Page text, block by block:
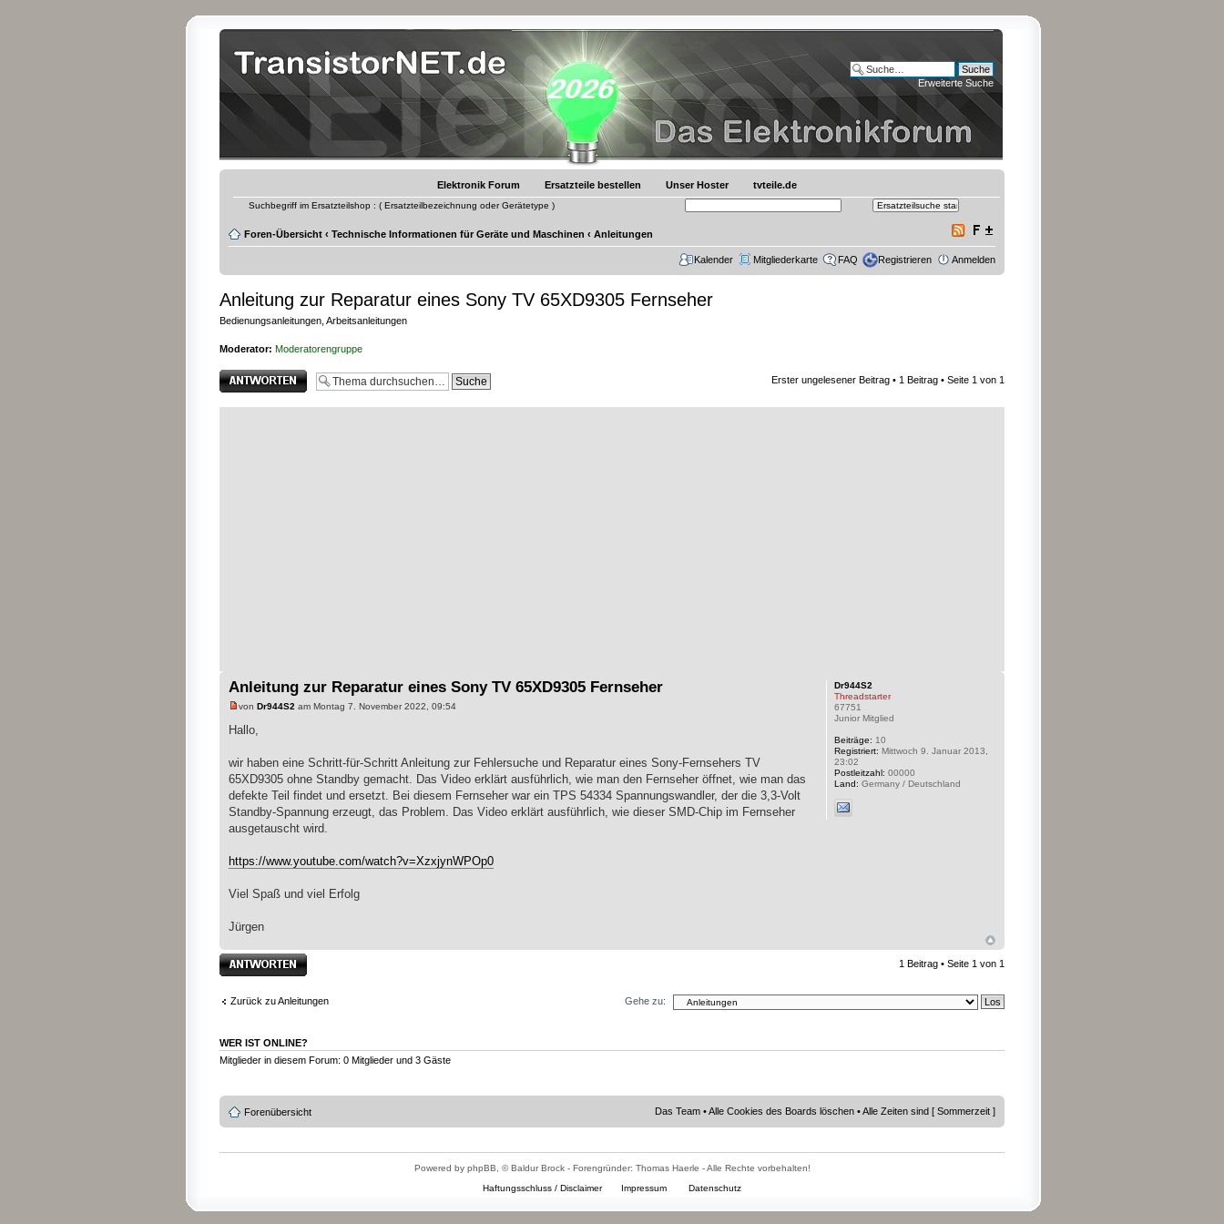
Erweiterte Suche
Elektronik Forum Ersatzteile bestellen Unser Hoster tvteile.de
Suchbegriff im Ersatzteilshop : ( Ersatzteilbezeichnung oder Gerätetype )
Foren-Übersicht ‹ Technische Informationen für Geräte und Maschinen ‹ Anleitungen
Kalender Mitgliederkarte FAQ Registrieren Anmelden
Anleitung zur Reparatur eines Sony TV 65XD9305 Fernseher
Bedienungsanleitungen, Arbeitsanleitungen
Moderator: Moderatorengruppe
Antwort erstellen Erster ungelesener Beitrag • 1 Beitrag • Seite 1 von 1
Anleitung zur Reparatur eines Sony TV 65XD9305 Fernseher
von Dr944S2 am Montag 7. November 2022, 09:54
Hallo,
wir haben eine Schritt-für-Schritt Anleitung zur Fehlersuche und Reparatur eines Sony-Fernsehers TV
65XD9305 ohne Standby gemacht. Das Video erklärt ausführlich, wie man den Fernseher öffnet, wie man das
defekte Teil findet und ersetzt. Bei diesem Fernseher war ein TPS 54334 Spannungswandler, der die 3,3-Volt
Standby-Spannung erzeugt, das Problem. Das Video erklärt ausführlich, wie dieser SMD-Chip im Fernseher
ausgetauscht wird.
https://www.youtube.com/watch?v=XzxjynWPOp0
Viel Spaß und viel Erfolg
Jürgen
Dr944S2
Threadstarter
67751
Junior Mitglied
Beiträge: 10
Registriert: Mittwoch 9. Januar 2013,
23:02
Postleitzahl: 00000
Land: Germany / Deutschland
Antwort erstellen 1 Beitrag • Seite 1 von 1
Zurück zu Anleitungen Gehe zu:
WER IST ONLINE?
Mitglieder in diesem Forum: 0 Mitglieder und 3 Gäste
Forenübersicht Das Team •Alle Cookies des Boards löschen • Alle Zeiten sind [ Sommerzeit ]
Powered by phpBB, © Baldur Brock - Forengründer: Thomas Haerle - Alle Rechte vorbehalten!
Haftungsschluss / Disclaimer
Impressum Datenschutz